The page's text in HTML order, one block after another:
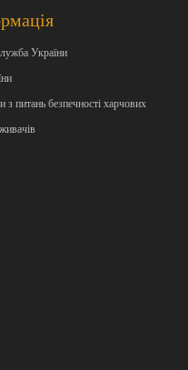
України
питань безпечності харчових